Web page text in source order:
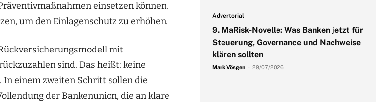
einsetzen können.
um den Einlagenschutz zu erhöhen.
mit
sind. Das heißt: keine
einem zweiten Schritt sollen die
der Bankenunion, die an klare
Advertorial
9. MaRisk-Novelle: Was Banken jetzt für
Steuerung, Governance und Nachweise
klären sollten
Mark Vösgen 29/07/2026